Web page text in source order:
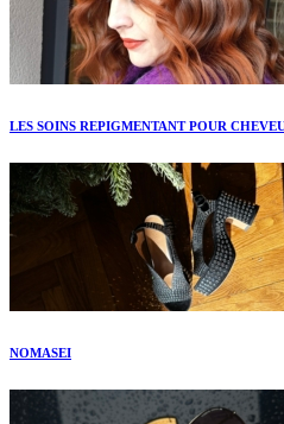
LES SOINS REPIGMENTANT POUR
NOMASEI